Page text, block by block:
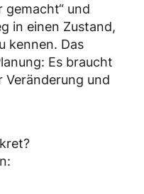
gemacht“ und
in einen Zustand,
kennen. Das
Es braucht
und